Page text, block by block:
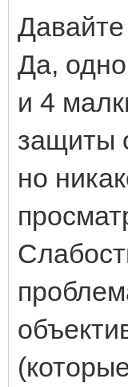
Да,
и 4
защиты
но